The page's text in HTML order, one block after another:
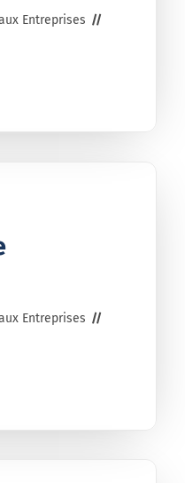
Entreprises
Entreprises